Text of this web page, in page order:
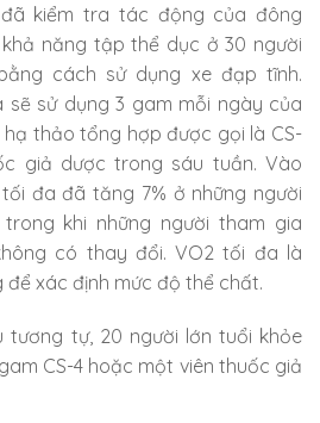
kiểm tra tác động của đông
năng tập thể dục ở 30 người
cách sử dụng xe đạp tĩnh.
sẽ sử dụng 3 gam mỗi ngày của
thảo tổng hợp được gọi là CS-
giả dược trong sáu tuần. Vào
đa đã tăng 7% ở những người
khi những người tham gia
có thay đổi. VO2 tối đa là
xác định mức độ thể chất.
tương tự, 20 người lớn tuổi khỏe
CS-4 hoặc một viên thuốc giả